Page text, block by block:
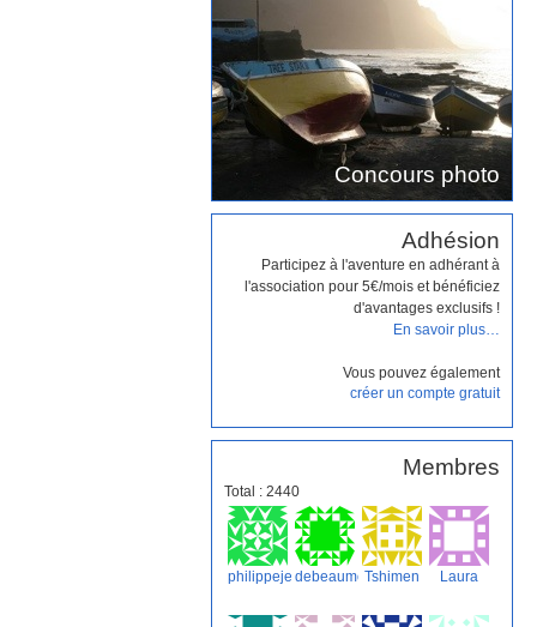
Concours photo
Adhésion
Participez à l'aventure en adhérant à
l'association pour 5€/mois et bénéficiez
d'avantages exclusifs !
En savoir plus…
Vous pouvez également
créer un compte gratuit
Membres
Total : 2440
philippejeandebeaumontTshimen Laura